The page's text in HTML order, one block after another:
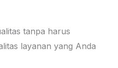
tanpa harus
layanan yang Anda